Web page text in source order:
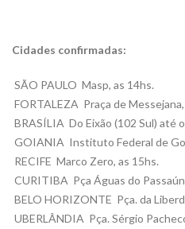
Cidades confirmadas:
 SÃO PAULO  Masp, as 14hs.
 FORTALEZA  Praça de
 BRASÍLIA  Do Eixão (102 Sul)
 GOIANIA  Instituto Federal de
 RECIFE  Marco Zero, as 15hs.
 CURITIBA  Pça Águas do
 BELO HORIZONTE  Pça. da
 UBERLÂNDIA  Pça. Sérgio